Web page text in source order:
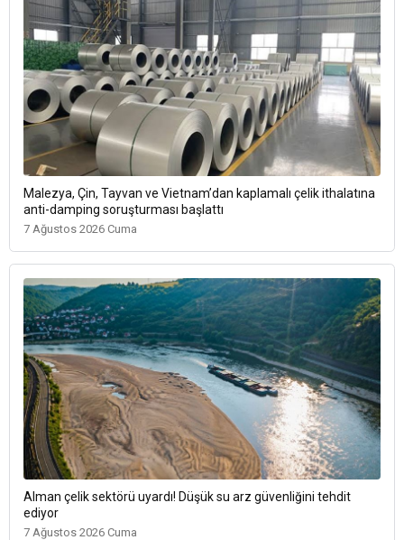
Malezya, Çin, Tayvan ve Vietnam’dan kaplamalı çelik ithalatına
anti-damping soruşturması başlattı
7 Ağustos 2026 Cuma
Alman çelik sektörü uyardı! Düşük su arz güvenliğini tehdit
ediyor
7 Ağustos 2026 Cuma